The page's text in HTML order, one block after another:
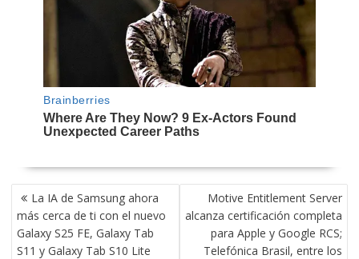
NAVEGACIÓN
DE
ENTRADAS
La IA de Samsung ahora
más cerca de ti con el nuevo
Galaxy S25 FE, Galaxy Tab
S11 y Galaxy Tab S10 Lite
Motive Entitlement Server
alcanza certificación completa
para Apple y Google RCS;
Telefónica Brasil, entre los